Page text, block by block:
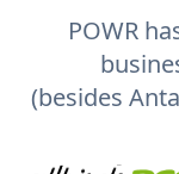
POWR
(besides